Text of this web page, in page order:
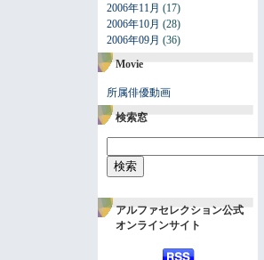
2006年11月 (17)
2006年10月 (28)
2006年09月 (36)
Movie
所属俳優動画
検索窓
アルファセレクション公式
オンラインサイト